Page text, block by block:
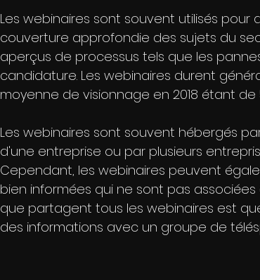
Les webinaires sont souvent utilisés
couverture approfondie des sujets du
aperçus de processus tels que les
candidature. Les webinaires durent
moyenne de visionnage en 2018 étant de
Les webinaires sont souvent hébergés
d'une entreprise ou par plusieurs
Cependant, les webinaires peuvent
bien informées qui ne sont pas
que partagent tous les webinaires est
des informations avec un groupe de